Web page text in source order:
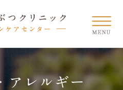
アレルギー